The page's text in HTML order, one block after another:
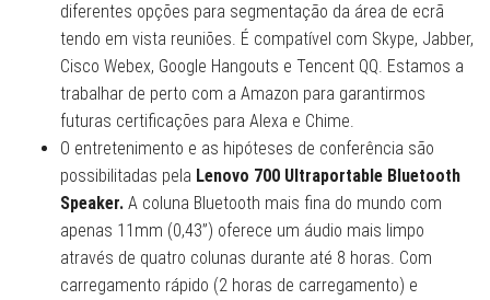
diferentes opções para segmentação da área de ecrã
tendo em vista reuniões. É compatível com Skype, Jabber,
Cisco Webex, Google Hangouts e Tencent QQ. Estamos a
trabalhar de perto com a Amazon para garantirmos
futuras certificações para Alexa e Chime.
O entretenimento e as hipóteses de conferência são
possibilitadas pela Lenovo 700 Ultraportable Bluetooth
Speaker. A coluna Bluetooth mais fina do mundo com
apenas 11mm (0,43”) oferece um áudio mais limpo
através de quatro colunas durante até 8 horas. Com
carregamento rápido (2 horas de carregamento) e